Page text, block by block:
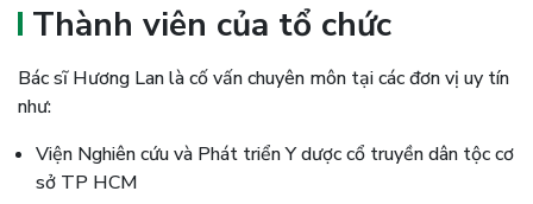
Thành viên của tổ chức
Bác sĩ Hương Lan là cố vấn chuyên môn tại các đơn vị uy tín
như:
Viện Nghiên cứu và Phát triển Y dược cổ truyền dân tộc cơ
sở TP HCM